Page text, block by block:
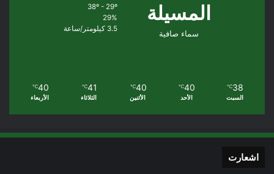
المسيلة
سماء صافية
38º - 29º
29%
3.5 كيلومتر/ساعة
38
℃
السبت
40
℃
الأحد
40
℃
الأثنين
41
℃
الثلاثاء
40
℃
الأربعاء
اشعارت